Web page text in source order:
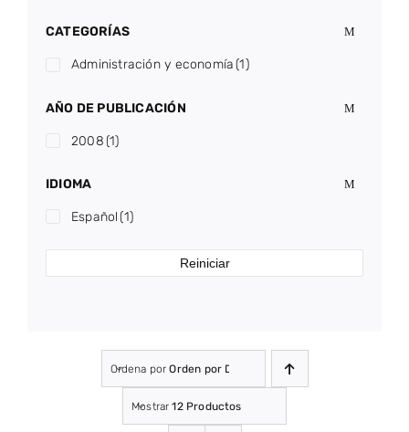
CATEGORÍAS
Administración y economía(1)
AÑO DE PUBLICACIÓN
2008(1)
IDIOMA
Español (1)
Reiniciar
Ordena porOrden por Defecto
Mostrar12 Productos